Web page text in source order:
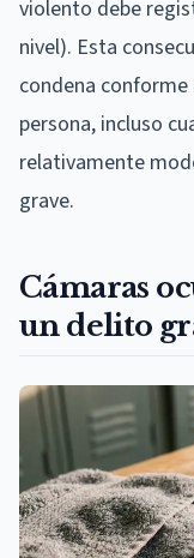
violento debe
nivel). Esta
condena conforme
persona, incluso
relativamente
grave.
Cámaras
un delito